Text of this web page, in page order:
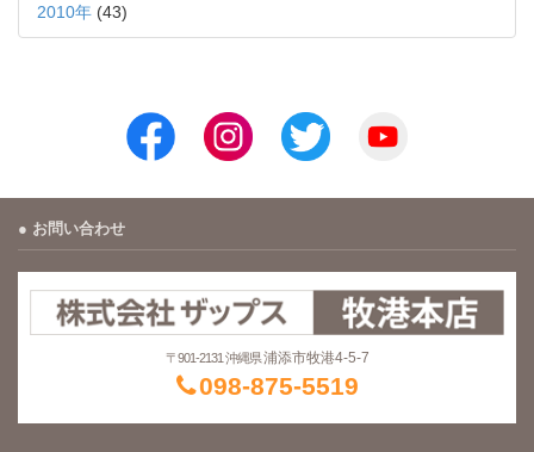
2010年 (43)
お問い合わせ
〒901-2131 沖縄県 浦添市牧港4-5-7
098-875-5519